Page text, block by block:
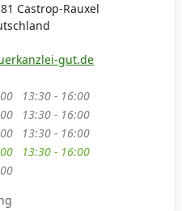
Castrop-Rauxel
gut.de
13:30 - 16:00
13:30 - 16:00
13:30 - 16:00
13:30 - 16:00